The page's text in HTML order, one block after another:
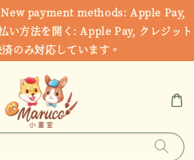
payment methods: Apple Pay,
い方法を開く: Apple Pay, クレジット
のみ対応しています。